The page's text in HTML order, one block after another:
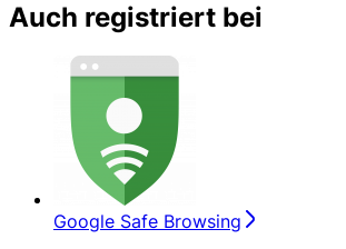
Auch registriert bei
Google Safe Browsing